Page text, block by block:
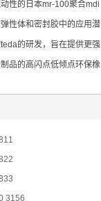
性的日本mr-100聚合mdi
性体和密封胶中的应用潜
的研发，旨在提供更强
更低的用量。
品的高闪点低倾点环保橡
3156